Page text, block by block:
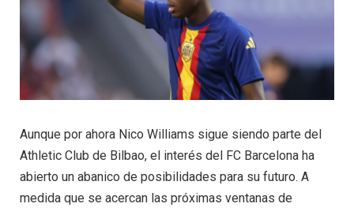
Aunque por ahora Nico Williams sigue siendo parte del
Athletic Club de Bilbao, el interés del FC Barcelona ha
abierto un abanico de posibilidades para su futuro. A
medida que se acercan las próximas ventanas de